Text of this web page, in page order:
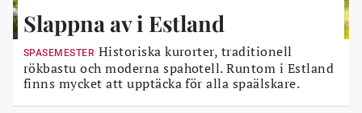
Slappna av i Estland
SPASEMESTER Historiska kurorter, traditionell
rökbastu och moderna spahotell. Runtom i Estland
finns mycket att upptäcka för alla spaälskare.